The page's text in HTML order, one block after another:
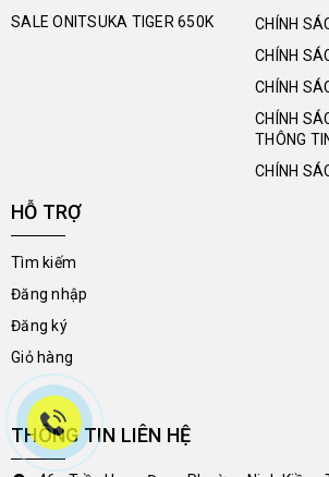
SALE ONITSUKA TIGER 650K
CHÍNH
CHÍNH
CHÍNH
CHÍNH
THÔNG
CHÍNH
HỖ TRỢ
Tìm kiếm
Đăng nhập
Đăng ký
Giỏ hàng
THÔNG TIN LIÊN HỆ